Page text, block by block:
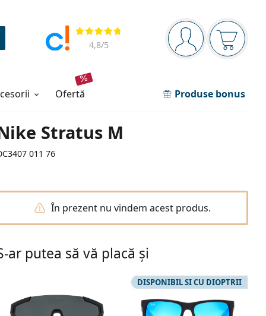
Panou de navigare
Sunteți logat
Coșul
Opinii
4,8/5
ofertă Produse bonus
Stratus M
011 76
În prezent nu vindem acest produs.
ar putea să vă placă și
DISPONIBIL SI CU DIOPTRII